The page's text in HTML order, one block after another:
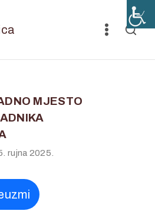
MJESTO
rujna 2025.